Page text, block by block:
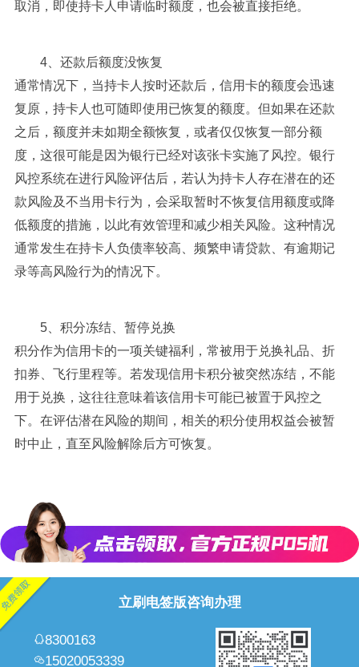
取消，即使持卡人申请临时额度，也会被直接拒绝。
4、还款后额度没恢复
通常情况下，当持卡人按时还款后，信用卡的额度会迅速
复原，持卡人也可随即使用已恢复的额度。但如果在还款
之后，额度并未如期全额恢复，或者仅仅恢复一部分额
度，这很可能是因为银行已经对该张卡实施了风控。银行
风控系统在进行风险评估后，若认为持卡人存在潜在的还
款风险及不当用卡行为，会采取暂时不恢复信用额度或降
低额度的措施，以此有效管理和减少相关风险。这种情况
通常发生在持卡人负债率较高、频繁申请贷款、有逾期记
录等高风险行为的情况下。
5、积分冻结、暂停兑换
积分作为信用卡的一项关键福利，常被用于兑换礼品、折
扣券、飞行里程等。若发现信用卡积分被突然冻结，不能
用于兑换，这往往意味着该信用卡可能已被置于风控之
下。在评估潜在风险的期间，相关的积分使用权益会被暂
时中止，直至风险解除后方可恢复。
立刷电签版咨询办理
8300163
15020053339